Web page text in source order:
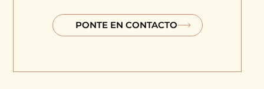
PONTE EN CONTACTO